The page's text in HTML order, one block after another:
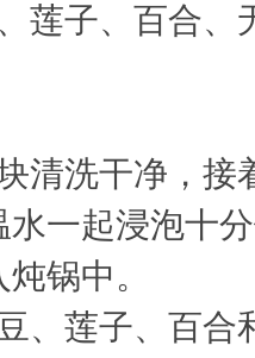
莲子、百合、
清洗干净，接
一起浸泡十
锅中。
、莲子、百合